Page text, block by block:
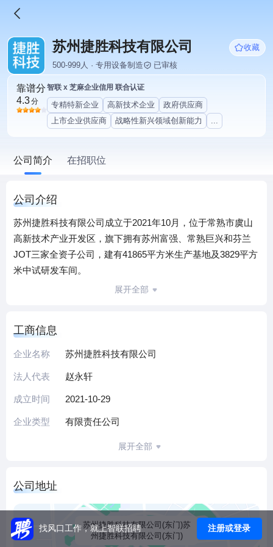
苏州捷胜科技有限公司
收藏
500-999人 · 专用设备制造
已审核
靠谱分
4.3分
智联 x 芝麻企业信用 联合认证
专精特新企业 高新技术企业
政府供应商
上市企业供应商
战略性新兴领域创新能力 ...
公司简介 在招职位
公司介绍
苏州捷胜科技有限公司成立于2021年10月，位于常熟市虞山
高新技术产业开发区，旗下拥有苏州富强、常熟巨兴和芬兰
JOT三家全资子公司，建有41865平方米生产基地及3829平方
米中试研发车间。
公司专注自动化装备的设计与制造，聚焦3C、新能源、灌装
迪、恩捷股份、三星等国内外知名企业。
作为高新技术企业、专精特新中小企业，公司累计拥有26项
年江苏省重大项目。2024年预计年产值达14亿元、纳税约
7500万元，正持续助力区域新能源产业创新集群建设。
展开全部
工商信息
企业名称 苏州捷胜科技有限公司
法人代表 赵永轩
成立时间 2021-10-29
企业类型 有限责任公司
展开全部
公司地址
苏州捷胜科技有限公司(东门)苏
州捷胜科技有限公司(东门)
找风口工作，就上智联招聘 注册或登录